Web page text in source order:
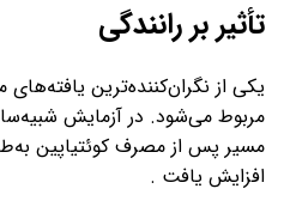
تأثیر بر رانندگی
یکی از نگران‌کننده‌ترین یافته‌های
مربوط می‌شود. در آزمایش شبیه‌ساز
افزایش یافت .